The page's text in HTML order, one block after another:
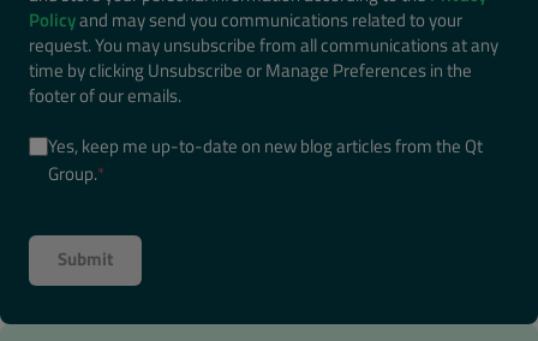
Policyand may send you communications related to your
request. You may unsubscribe from all communications at any
time by clicking Unsubscribe or Manage Preferences in the
footer of our emails.
Yes, keep me up-to-date on new blog articles from the Qt
Group.*